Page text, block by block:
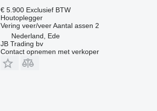
€ 5.900 Exclusief BTW
Houtoplegger
Vering veer/veer Aantal assen 2
Nederland, Ede
JB Trading bv
Contact opnemen met verkoper